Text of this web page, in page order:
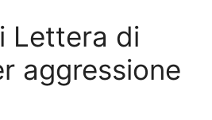
Lettera di
aggressione